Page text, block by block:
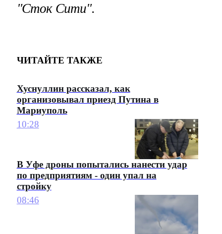
"Сток Сити".
ЧИТАЙТЕ ТАКЖЕ
Хуснуллин рассказал, как
организовывал приезд Путина в
Мариуполь
10:28
В Уфе дроны попытались нанести удар
по предприятиям - один упал на
стройку
08:46